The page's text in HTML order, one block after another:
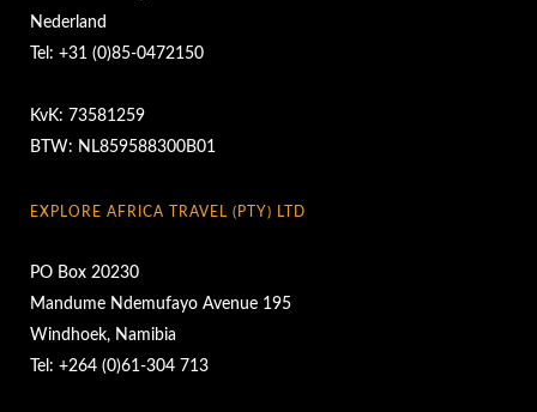
Nederland
Tel: +31 (0)85-0472150
KvK: 73581259
BTW: NL859588300B01
EXPLORE AFRICA TRAVEL (PTY) LTD
PO Box 20230
Mandume Ndemufayo Avenue 195
Windhoek, Namibia
Tel: +264 (0)61-304 713